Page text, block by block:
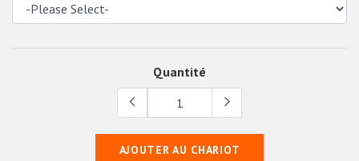
Quantité
AJOUTER AU CHARIOT